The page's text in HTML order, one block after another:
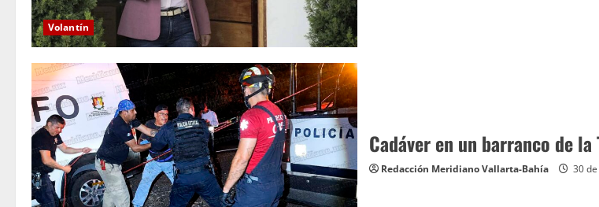
Volantín
Cadáver en un barranco de
Redacción Meridiano Vallarta-Bahía 30